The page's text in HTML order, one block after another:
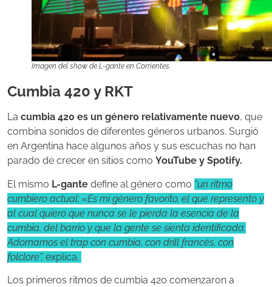
Imagen del show de L-gante en Corrientes.
Cumbia 420 y RKT
La cumbia 420 es un género relativamente nuevo, que
combina sonidos de diferentes géneros urbanos. Surgió
en Argentina hace algunos años y sus escuchas no han
parado de crecer en sitios como YouTube y Spotify.
El mismo L-gante define al género como “un ritmo
cumbiero actual: «Es mi género favorito, el que represento y
al cual quiero que nunca se le pierda la esencia de la
cumbia, del barrio y que la gente se sienta identificada.
Adornamos el trap con cumbia, con drill francés, con
folclore”, explica.
Los primeros ritmos de cumbia 420 comenzaron a